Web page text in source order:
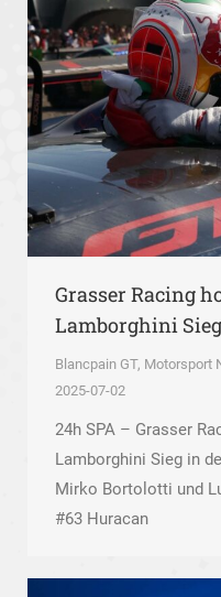
Grasser Racing
Lamborghini
Blancpain GT, Motorsport
2025-07-02
24h SPA – Grasser
Lamborghini Sieg in
Mirko Bortolotti und
#63 Huracan